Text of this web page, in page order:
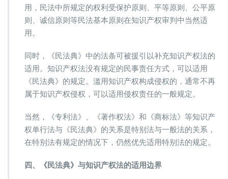
用，民法中所规定的权利受保护原则、平等原则、公平原
则、诚信原则等民法基本原则在知识产权审判中当然适
用。
同时，《民法典》中的法条可被援引以补充知识产权法的
适用。知识产权法没有规定的民事责任方式，可以适用
《民法典》的规定。滥用知识产权构成侵权的，通常不再
属于知识产权侵权，可以适用侵权责任的一般规定。
当然，《专利法》、《著作权法》和《商标法》等知识产
权单行法与《民法典》的关系是特别法与一般法的关系，
在特别法有规定的情况下，仍然优先适用特别法的规定。
四、《民法典》与知识产权法的适用边界